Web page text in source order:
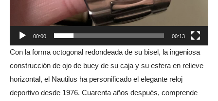
00:00 00:13
Con la forma octogonal redondeada de su bisel, la ingeniosa
construcción de ojo de buey de su caja y su esfera en relieve
horizontal, el Nautilus ha personificado el elegante reloj
deportivo desde 1976. Cuarenta años después, comprende